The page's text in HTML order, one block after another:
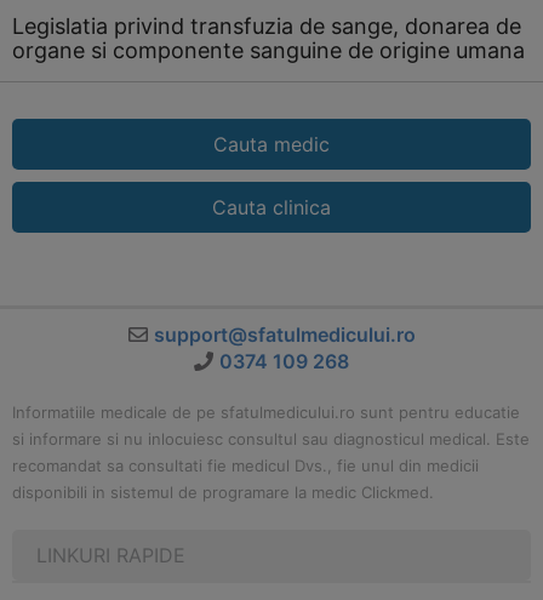
Legislatia privind transfuzia de sange, donarea de
organe si componente sanguine de origine umana
Cauta medic
Cauta clinica
support@sfatulmedicului.ro
0374 109 268
Informatiile medicale de pe sfatulmedicului.ro sunt pentru educatie
si informare si nu inlocuiesc consultul sau diagnosticul medical. Este
recomandat sa consultati fie medicul Dvs., fie unul din medicii
disponibili in sistemul de programare la medic Clickmed.
LINKURI RAPIDE